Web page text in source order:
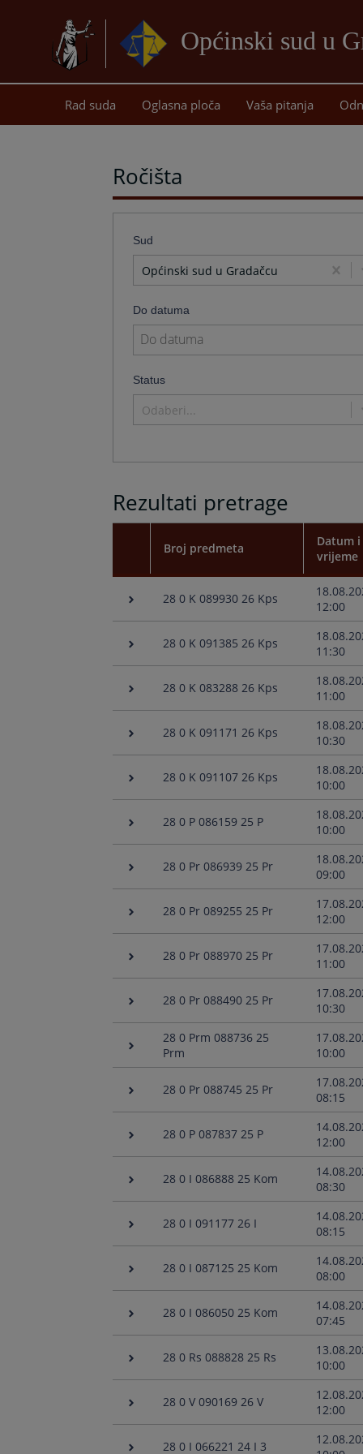
Općinski sud u
Rad suda Oglasna ploča Vaša pitanja
Ročišta
Sud
Općinski sud u Gradačcu
Do datuma
forward
to
interact
with
a
date.
mark
get
shortcuts
for
dates.
Status
Odaberi...
Rezultati pretrage
Broj predmeta
Datum i
vrijeme
28 0 K 089930 26 Kps
12:00
28 0 K 091385 26 Kps
11:30
28 0 K 083288 26 Kps
11:00
28 0 K 091171 26 Kps
10:30
28 0 K 091107 26 Kps
10:00
28 0 P 086159 25 P
10:00
28 0 Pr 086939 25 Pr
09:00
28 0 Pr 089255 25 Pr
12:00
28 0 Pr 088970 25 Pr
11:00
28 0 Pr 088490 25 Pr
10:30
28 0 Prm 088736 25
Prm
10:00
28 0 Pr 088745 25 Pr
08:15
28 0 P 087837 25 P
12:00
28 0 I 086888 25 Kom
08:30
28 0 I 091177 26 I
08:15
28 0 I 087125 25 Kom
08:00
28 0 I 086050 25 Kom
07:45
28 0 Rs 088828 25 Rs
10:00
28 0 V 090169 26 V
12:00
28 0 I 066221 24 I 3